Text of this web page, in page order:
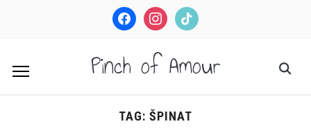
facebookinstagramtiktok
Pinch of Amour
TAG: ŠPINAT